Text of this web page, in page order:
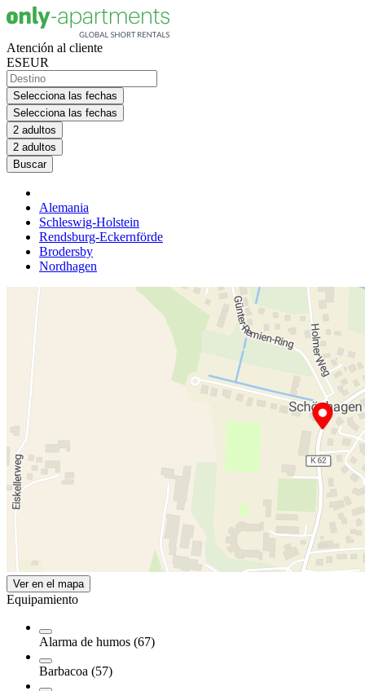
Atención al cliente
ESEUR
Selecciona las fechas
Selecciona las fechas
2 adultos
2 adultos
Buscar
Alemania
Schleswig-Holstein
Rendsburg-Eckernförde
Brodersby
Nordhagen
Ver en el mapa
Equipamiento
Alarma de humos (67)
Barbacoa (57)